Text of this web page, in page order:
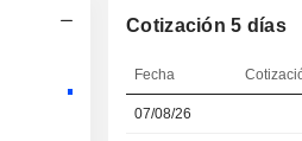
Cotización 5 días
Fecha
07/08/26